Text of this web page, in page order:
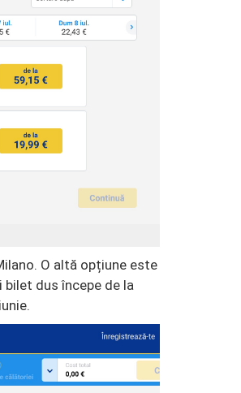
O altă opțiune este
dus începe de la